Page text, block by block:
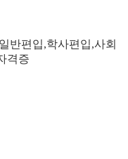
반편입,학사편입,사회
격증